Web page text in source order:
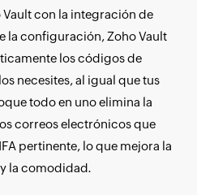
Vault con la integración de
la configuración, Zoho Vault
los códigos de
necesites, al igual que tus
todo en uno elimina la
correos electrónicos que
pertinente, lo que mejora la
la comodidad.